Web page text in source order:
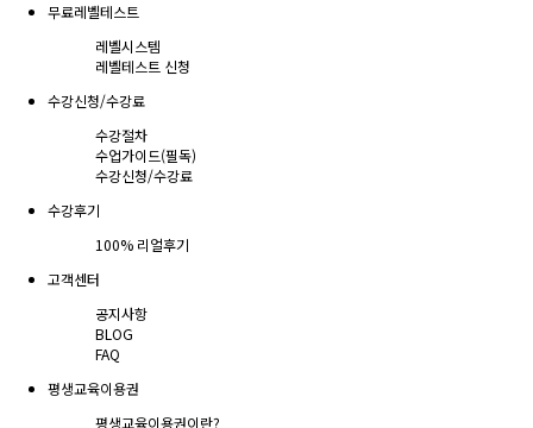
무료레벨테스트
레벨시스템
레벨테스트 신청
수강신청/수강료
수강절차
수업가이드(필독)
수강신청/수강료
수강후기
100% 리얼후기
고객센터
공지사항
BLOG
FAQ
평생교육이용권
평생교육이용권이란?